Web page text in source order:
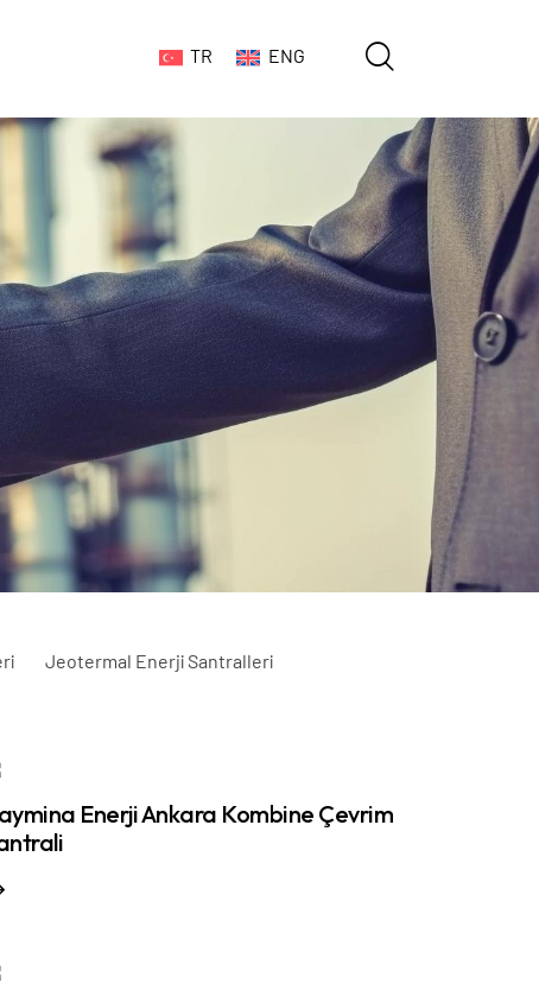
TR ENG
Jeotermal Enerji Santralleri
Enerji Ankara Kombine Çevrim